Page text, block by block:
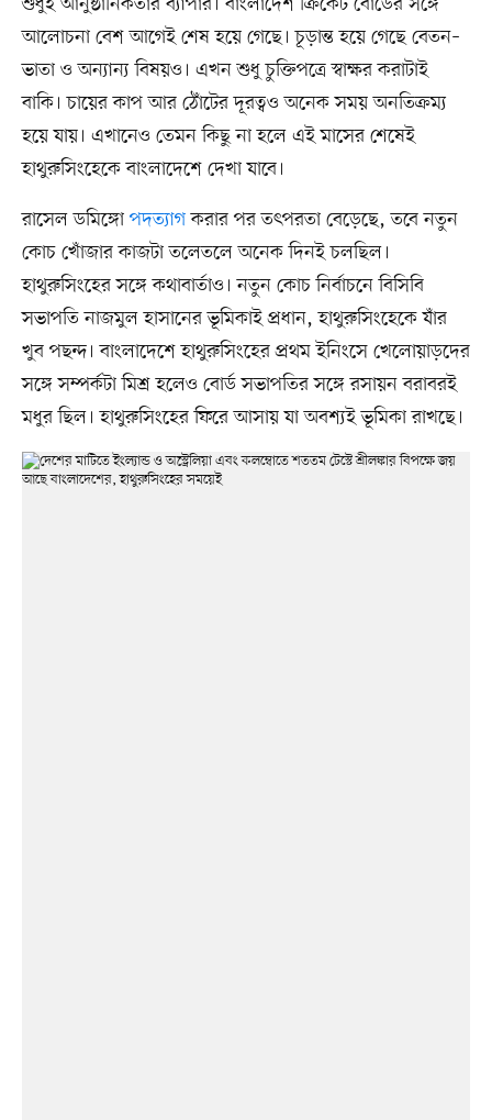
আলোচনা বেশ আগেই শেষ হয়ে গেছে। চূড়ান্ত হয়ে গেছে বেতন–
ভাতা ও অন্যান্য বিষয়ও। এখন শুধু চুক্তিপত্রে স্বাক্ষর করাটাই
বাকি। চায়ের কাপ আর ঠোঁটের দূরত্বও অনেক সময় অনতিক্রম্য
হয়ে যায়। এখানেও তেমন কিছু না হলে এই মাসের শেষেই
হাথুরুসিংহেকে বাংলাদেশে দেখা যাবে।
রাসেল ডমিঙ্গো পদত্যাগকরার পর তৎপরতা বেড়েছে, তবে নতুন
কোচ খোঁজার কাজটা তলেতলে অনেক দিনই চলছিল।
হাথুরুসিংহের সঙ্গে কথাবার্তাও। নতুন কোচ নির্বাচনে বিসিবি
সভাপতি নাজমুল হাসানের ভূমিকাই প্রধান, হাথুরুসিংহেকে যাঁর
খুব পছন্দ। বাংলাদেশে হাথুরুসিংহের প্রথম ইনিংসে খেলোয়াড়দের
সঙ্গে সম্পর্কটা মিশ্র হলেও বোর্ড সভাপতির সঙ্গে রসায়ন বরাবরই
মধুর ছিল। হাথুরুসিংহের ফিরে আসায় যা অবশ্যই ভূমিকা রাখছে।